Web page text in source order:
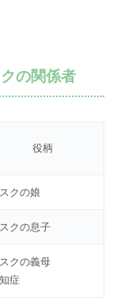
の関係者
役柄
クの娘
クの息子
クの義母
症